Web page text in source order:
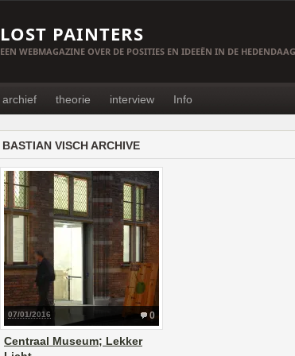
LOST PAINTERS
EEN WEBMAGAZINE OVER DE POSITIES EN IDEEËN IN DE
archief theorie interview Info
BASTIAN VISCH ARCHIVE
0
07/01/2016
Centraal Museum; Lekker